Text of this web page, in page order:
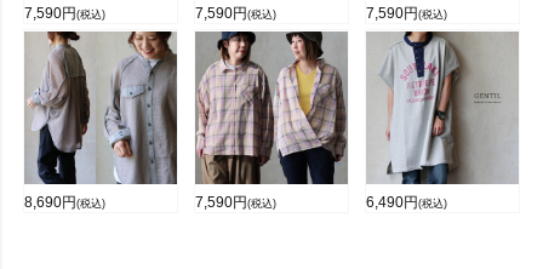
7,590円 (税込) 7,590円 (税込) 7,590円 (税込)
8,690円 (税込) 7,590円 (税込) 6,490円 (税込)